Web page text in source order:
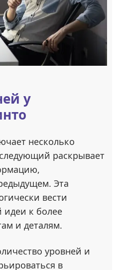
у
несколько
раскрывает
Эта
вести
идеи к более
и деталям.
уровней и
в